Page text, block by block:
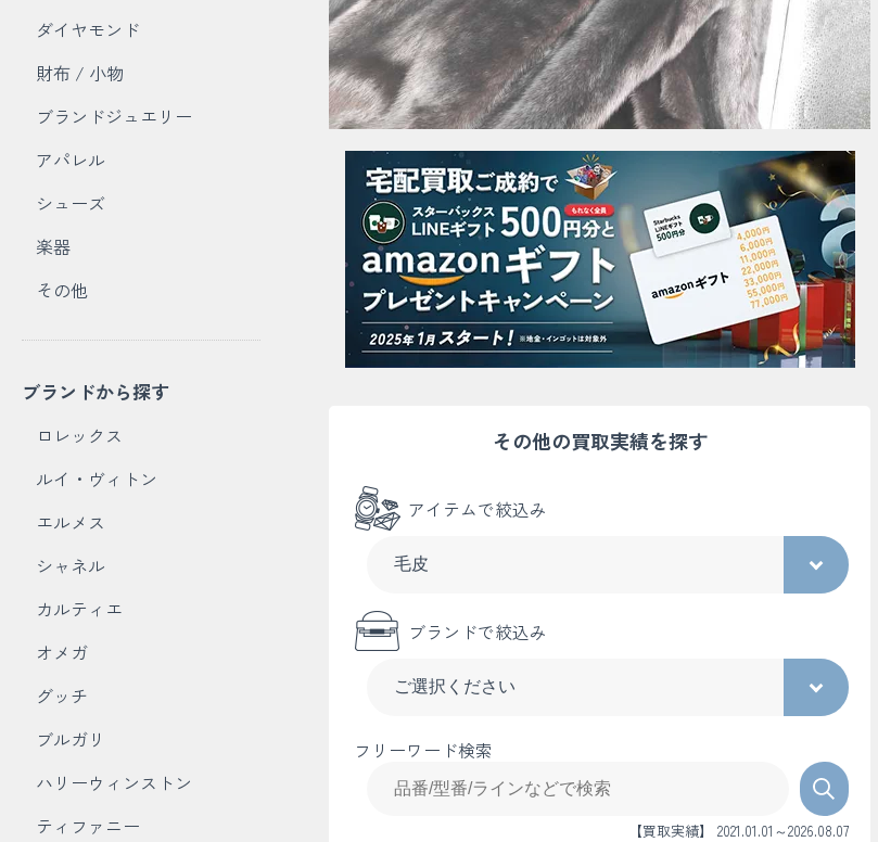
ダイヤモンド
財布 / 小物
ブランドジュエリー
アパレル
シューズ
楽器
その他
ブランドから探す
ロレックス
ルイ・ヴィトン
エルメス
シャネル
カルティエ
オメガ
グッチ
ブルガリ
ハリーウィンストン
ティファニー
その他の買取実績を探す
アイテムで絞込み
ブランドで絞込み
フリーワード検索
【買取実績】 2021.01.01～2026.08.07